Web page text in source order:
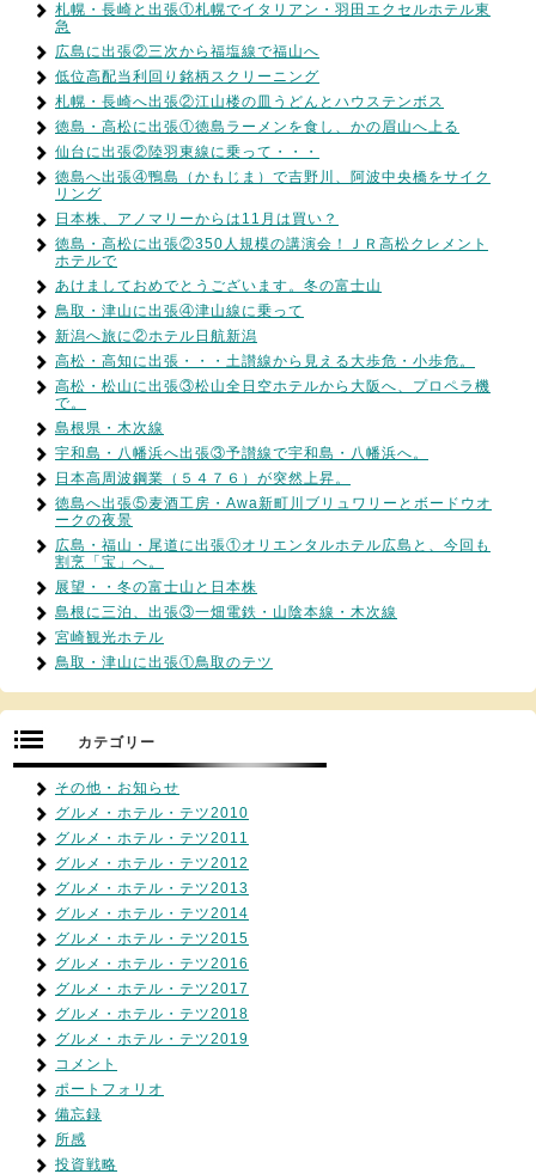
札幌・長崎と出張①札幌でイタリアン・羽田エクセルホテル東
急
広島に出張②三次から福塩線で福山へ
低位高配当利回り銘柄スクリーニング
札幌・長崎へ出張②江山楼の皿うどんとハウステンボス
徳島・高松に出張①徳島ラーメンを食し、かの眉山へ上る
仙台に出張②陸羽東線に乗って・・・
徳島へ出張④鴨島（かもじま）で吉野川、阿波中央橋をサイク
リング
日本株、アノマリーからは11月は買い？
徳島・高松に出張②350人規模の講演会！ＪＲ高松クレメント
ホテルで
あけましておめでとうございます。冬の富士山
鳥取・津山に出張④津山線に乗って
新潟へ旅に②ホテル日航新潟
高松・高知に出張・・・土讃線から見える大歩危・小歩危。
高松・松山に出張③松山全日空ホテルから大阪へ、プロペラ機
で。
島根県・木次線
宇和島・八幡浜へ出張③予讃線で宇和島・八幡浜へ。
日本高周波鋼業（５４７６）が突然上昇。
徳島へ出張⑤麦酒工房・Awa新町川ブリュワリーとボードウオ
ークの夜景
広島・福山・尾道に出張①オリエンタルホテル広島と、今回も
割烹「宝」へ。
展望・・冬の富士山と日本株
島根に三泊、出張③一畑電鉄・山陰本線・木次線
宮崎観光ホテル
鳥取・津山に出張①鳥取のテツ
カテゴリー
その他・お知らせ
グルメ・ホテル・テツ2010
グルメ・ホテル・テツ2011
グルメ・ホテル・テツ2012
グルメ・ホテル・テツ2013
グルメ・ホテル・テツ2014
グルメ・ホテル・テツ2015
グルメ・ホテル・テツ2016
グルメ・ホテル・テツ2017
グルメ・ホテル・テツ2018
グルメ・ホテル・テツ2019
コメント
ポートフォリオ
備忘録
所感
投資戦略